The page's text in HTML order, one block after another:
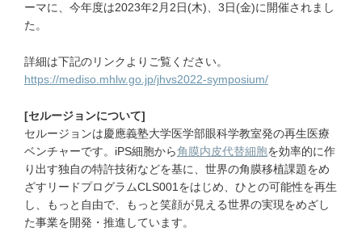
ーマに、今年度は2023年2月2日(木)、3日(金)に開催されまし
た。
詳細は下記のリンクよりご覧ください。
https://mediso.mhlw.go.jp/jhvs2022-symposium/
[セルージョンについて]
セルージョンは慶應義塾大学医学部眼科学教室発の再生医療
ベンチャーです。iPS細胞から角膜内皮代替細胞を効率的に作
り出す独自の特許技術などを基に、世界の角膜移植課題をめ
ざすリードプログラムCLS001をはじめ、ひとの可能性を再生
し、もっと自由で、もっと笑顔が見える世界の実現をめざし
た事業を開発・推進しています。